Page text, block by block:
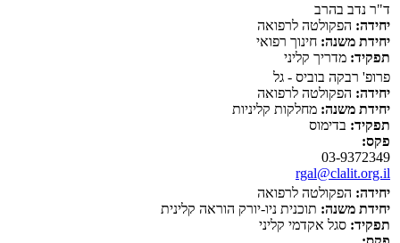
ד"ר נדב בהרב
יחידה: הפקולטה לרפואה
יחידת משנה: חינוך רפואי
תפקיד: מדריך קליני
פרופ' רבקה בוביס - גל
יחידה: הפקולטה לרפואה
יחידת משנה: מחלקות קליניות
תפקיד: בדימוס
פקס:
03-9372349
rgal@clalit.org.il
יחידה: הפקולטה לרפואה
יחידת משנה: תוכנית ניו-יורק הוראה קלינית
תפקיד: סגל אקדמי קליני